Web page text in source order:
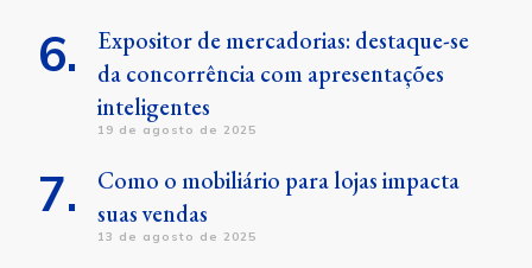
Expositor de mercadorias: destaque-se
da concorrência com apresentações
inteligentes
19 de agosto de 2025
Como o mobiliário para lojas impacta
suas vendas
13 de agosto de 2025